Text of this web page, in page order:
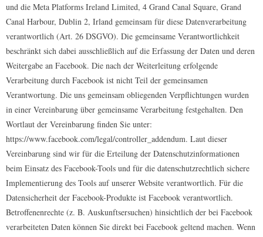
und die Meta Platforms Ireland Limited, 4 Grand Canal Square, Grand
Canal Harbour, Dublin 2, Irland gemeinsam für diese Datenverarbeitung
verantwortlich (Art. 26 DSGVO). Die gemeinsame Verantwortlichkeit
beschränkt sich dabei ausschließlich auf die Erfassung der Daten und deren
Weitergabe an Facebook. Die nach der Weiterleitung erfolgende
Verarbeitung durch Facebook ist nicht Teil der gemeinsamen
Verantwortung. Die uns gemeinsam obliegenden Verpflichtungen wurden
in einer Vereinbarung über gemeinsame Verarbeitung festgehalten. Den
Wortlaut der Vereinbarung finden Sie unter:
https://www.facebook.com/legal/controller_addendum. Laut dieser
Vereinbarung sind wir für die Erteilung der Datenschutzinformationen
beim Einsatz des Facebook-Tools und für die datenschutzrechtlich sichere
Implementierung des Tools auf unserer Website verantwortlich. Für die
Datensicherheit der Facebook-Produkte ist Facebook verantwortlich.
Betroffenenrechte (z. B. Auskunftsersuchen) hinsichtlich der bei Facebook
verarbeiteten Daten können Sie direkt bei Facebook geltend machen. Wenn